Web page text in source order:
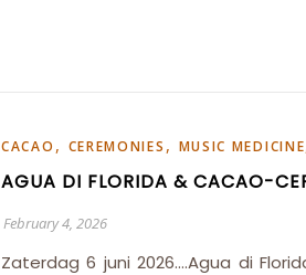
CACAO , CEREMONIES , MUSIC MEDICINE
AGUA DI FLORIDA & CACAO-
February 4, 2026
Zaterdag 6 juni 2026….Agua di